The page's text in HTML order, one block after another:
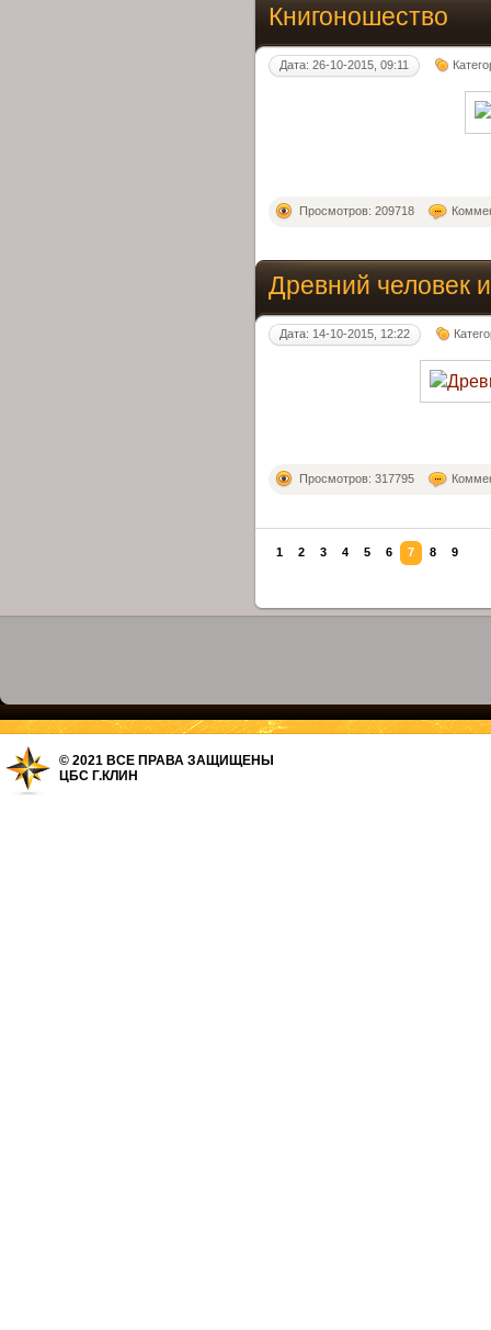
Книгоношество
Дата: 26-10-2015, 09:11
Просмотров: 209718
Древний человек
Дата: 14-10-2015, 12:22
Просмотров: 317795
1 2 3 4 5 6 7 8 9
© 2021 ВСЕ ПРАВА ЗАЩИЩЕНЫ
ЦБС Г.КЛИН